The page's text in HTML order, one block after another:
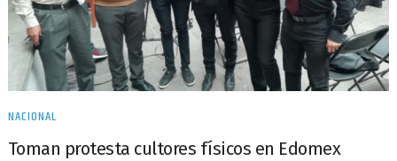
NACIONAL
Toman protesta cultores físicos en Edomex